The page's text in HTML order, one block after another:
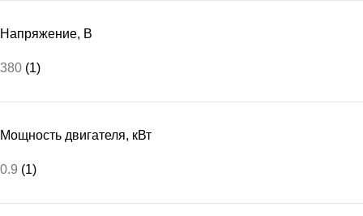
Напряжение, В
380 (1)
Мощность двигателя, кВт
0.9 (1)